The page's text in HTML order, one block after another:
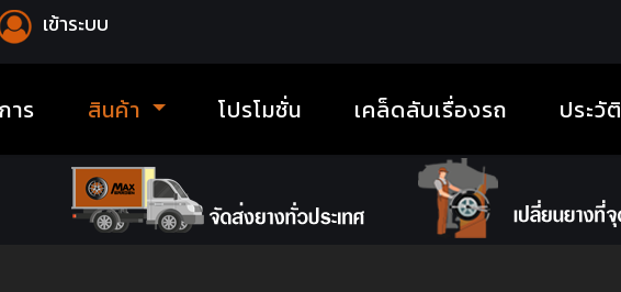
เข้าระบบ
าร สินค้า โปรโมชั่น เคล็ดลับเรื่องรถ ประวั